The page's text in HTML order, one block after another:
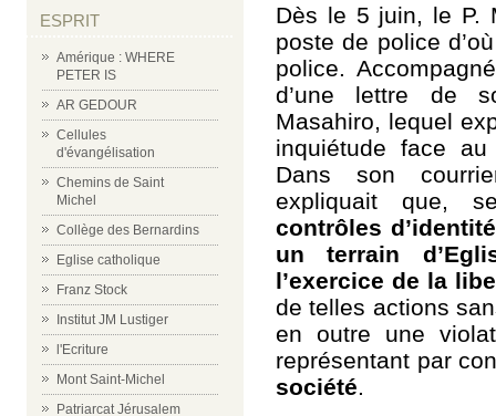
ESPRIT
Amérique : WHERE
PETER IS
AR GEDOUR
Cellules
d'évangélisation
Chemins de Saint
Michel
Collège des Bernardins
Eglise catholique
Franz Stock
Institut JM Lustiger
l'Ecriture
Mont Saint-Michel
Patriarcat Jérusalem
Dès le 5 juin, le P.
poste de police
police.
d’une lettre de
Masahiro, lequel
inquiétude face
Dans son
expliquait que,
contrôles
un terrain
l’exercice de la
de telles actions
en outre une
représentant par
société.